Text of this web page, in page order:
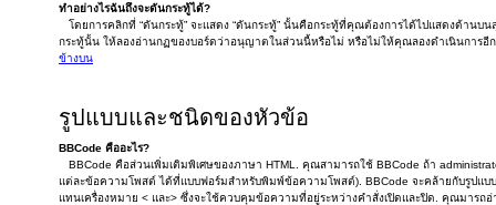
ทำอย่างไรฉันถึงจะดันกระทู้ได้?
โดยการคลิกที่ “ดันกระทู้” จะแสดง “ดันกระทู้” นั้นคือกระทู้ที่คุณต้องการได้ไปแสดงด้านบ
กระทู้นั้น ให้ลองอ่านกฏของบอร์ดว่าอนุญาตในส่วนนี้หรือไม่ หรือไม่ให้คุณลองดำเนินการอี
ข้างบน
รูปแบบและชนิดของหัวข้อ
BBCode คืออะไร?
BBCode คือส่วนเพิ่มเติมพิเศษของภาษา HTML. คุณสามารถใช้ BBCode ถ้า
แต่ละข้อความโพสต์ ได้ที่แบบฟอร์มสำหรับพิมพ์ข้อความโพสต์). BBCode จะคล้ายกับรูปแบ
แทนเครื่องหมาย < และ> ซึ่งจะใช้ควบคุมข้อความที่อยู่ระหว่างคำสั่งเปิดและปิด. คุณมารถ